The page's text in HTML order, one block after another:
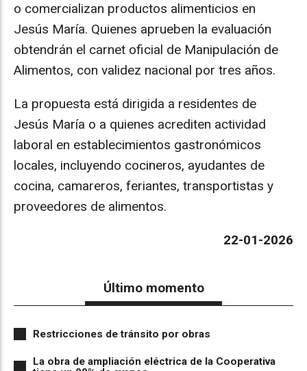
o comercializan productos alimenticios en
Jesús María. Quienes aprueben la evaluación
obtendrán el carnet oficial de Manipulación de
Alimentos, con validez nacional por tres años.
La propuesta está dirigida a residentes de
Jesús María o a quienes acrediten actividad
laboral en establecimientos gastronómicos
locales, incluyendo cocineros, ayudantes de
cocina, camareros, feriantes, transportistas y
proveedores de alimentos.
22-01-2026
Último momento
Restricciones de tránsito por obras
La obra de ampliación eléctrica de la Cooperativa